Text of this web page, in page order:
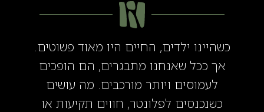
כשהיינו ילדים, החיים היו מאוד פשוטים.
אך ככל שאנחנו מתבגרים, הם הופכים
לעמוסים ויותר מורכבים. מה עושים
כשנכנסים לפלונטר, חווים תקיעות או